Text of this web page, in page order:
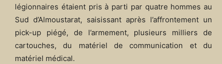
légionnaires étaient pris à parti par quatre hommes au
Sud d’Almoustarat, saisissant après l’affrontement un
pick-up piégé, de l’armement, plusieurs milliers de
cartouches, du matériel de communication et du
matériel médical.